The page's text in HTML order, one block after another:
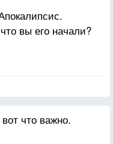
вы его начали?
Лилит,
ада. Теперь он
На плече?
плащике такой.
что важно.